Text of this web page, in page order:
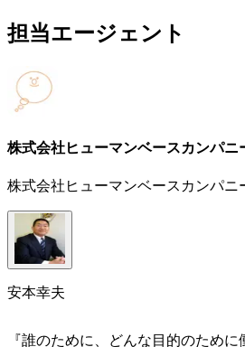
担当エージェント
株式会社ヒューマンベースカンパニ
株式会社ヒューマンベースカンパニ
安本幸夫
『誰のために、どんな目的のため